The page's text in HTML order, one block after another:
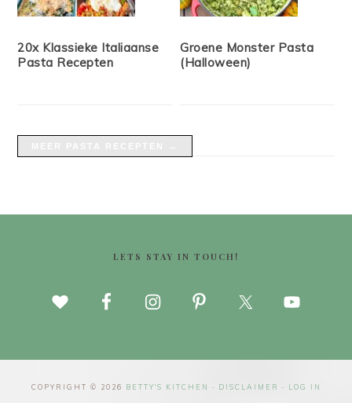
20x Klassieke Italiaanse
Pasta Recepten
Groene Monster Pasta
(Halloween)
LETS STAY IN TOUCH!
COPYRIGHT © 2026 BETTY'S KITCHEN · DISCLAIMER · LOG IN